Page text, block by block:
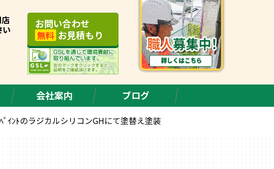
い お問い合わせ
無料 お見積もり
会社案内 ブログ
ﾄのラジカルシリコンGHにて塗替え塗装